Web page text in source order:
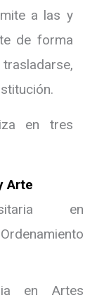
a las y
de forma
en tres
Arte
en
en Artes